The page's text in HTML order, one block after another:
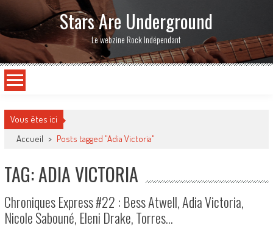
Stars Are Underground
Le webzine Rock Indépendant
Vous êtes ici
Accueil > Posts tagged "Adia Victoria"
TAG: ADIA VICTORIA
Chroniques Express #22 : Bess Atwell, Adia Victoria,
Nicole Sabouné, Eleni Drake, Torres…